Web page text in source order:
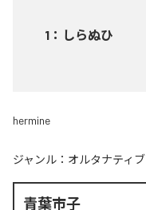
1 ： しらぬひ
hermine
ジャンル： オルタナティブ
青葉市子